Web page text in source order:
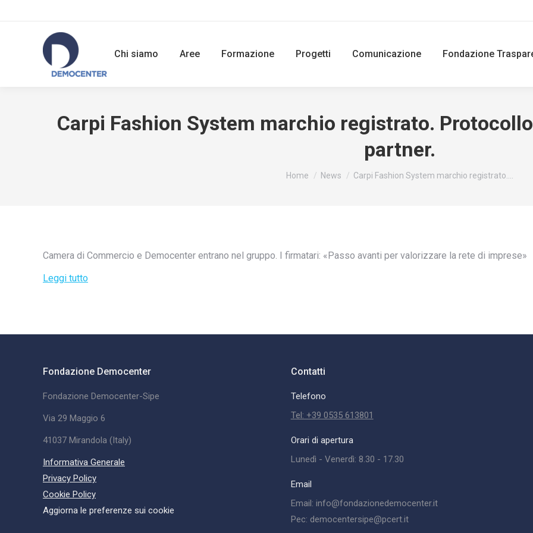
Chi siamo Aree Formazione Progetti Comunicazione Fondazione
Carpi Fashion System marchio registrato.
partner.
You are here:
Home News Carpi Fashion System marchio registrato.…
Camera di Commercio e Democenter entrano nel gruppo. I firmatari: «Passo avanti per valorizzare la rete di imprese»
Leggi tutto
Fondazione Democenter
Fondazione Democenter-Sipe
Via 29 Maggio 6
41037 Mirandola (Italy)
Informativa Generale
Privacy Policy
Cookie Policy
Aggiorna le preferenze sui cookie
Contatti
Telefono
Tel: +39 0535 613801
Orari di apertura
Lunedì - Venerdì: 8.30 - 17.30
Email
Email: info@fondazionedemocenter.it
Pec: democentersipe@pcert.it